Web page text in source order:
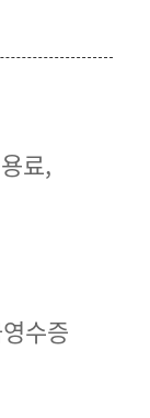
료,
수증